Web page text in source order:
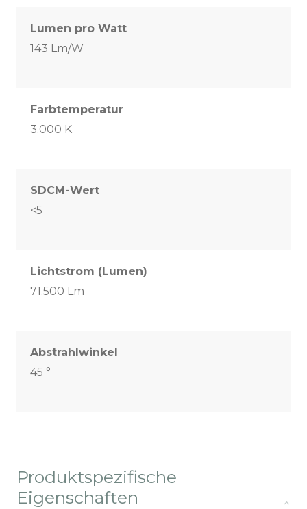
Lumen pro Watt
143 Lm/W
Farbtemperatur
3.000 K
SDCM-Wert
<5
Lichtstrom (Lumen)
71.500 Lm
Abstrahlwinkel
45 °
Produktspezifische
Eigenschaften